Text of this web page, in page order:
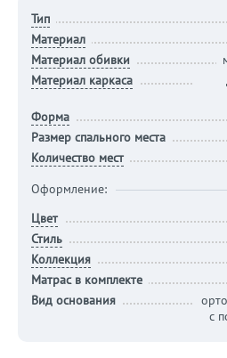
Тип
Материал
Материал обивки
Материал каркаса
Форма
Размер спального места
Количество мест
Оформление:
Цвет
Стиль
Коллекция
Матрас в комплекте
Вид основания
с